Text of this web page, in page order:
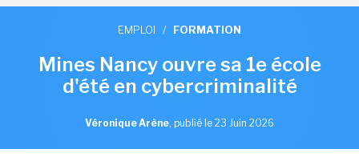
EMPLOI / FORMATION
Mines Nancy ouvre sa 1e école
d'été en cybercriminalité
Véronique Arène, publié le 23 Juin 2026